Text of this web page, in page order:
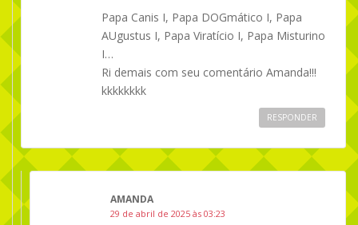
Papa Canis I, Papa DOGmático I, Papa
AUgustus I, Papa Viratício I, Papa Misturino
I…
Ri demais com seu comentário Amanda!!!
kkkkkkkk
RESPONDER
AMANDA
29 de abril de 2025 às 03:23